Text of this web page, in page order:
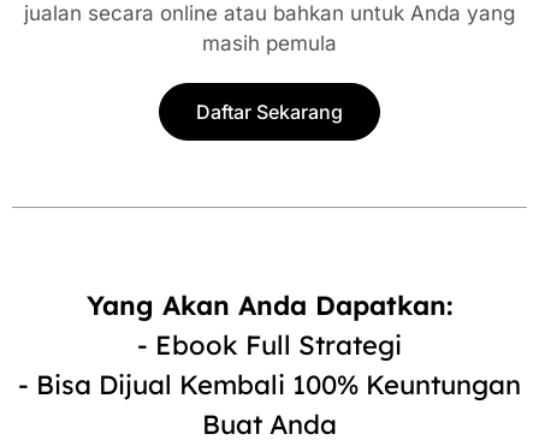
jualan secara online atau bahkan untuk Anda yang
masih pemula
Daftar Sekarang
Yang Akan Anda Dapatkan:
- Ebook Full Strategi
- Bisa Dijual Kembali 100% Keuntungan
Buat Anda